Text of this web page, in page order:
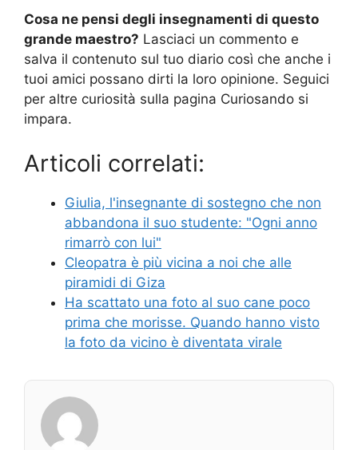
Cosa ne pensi degli insegnamenti di questo
grande maestro? Lasciaci un commento e
salva il contenuto sul tuo diario così che anche i
tuoi amici possano dirti la loro opinione. Seguici
per altre curiosità sulla pagina Curiosando si
impara.
Articoli correlati:
Giulia, l'insegnante di sostegno che non
abbandona il suo studente: "Ogni anno
rimarrò con lui"
Cleopatra è più vicina a noi che alle
piramidi di Giza
Ha scattato una foto al suo cane poco
prima che morisse. Quando hanno visto
la foto da vicino è diventata virale